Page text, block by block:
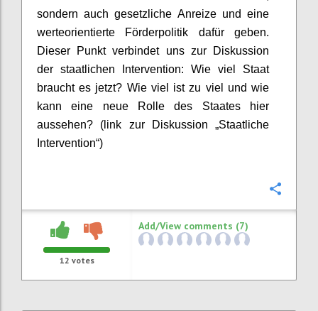
sondern auch gesetzliche Anreize undeine
werteorientierte
Förderpolitik dafür geben.
Dieser Punkt verbindet uns zur
Diskussion
der staatlichen Intervention: Wie viel Staat
braucht es jetzt? Wie viel ist zu viel und wie
kann eine neue Rolle des Staates hier
aussehen? (link zur Diskussion „Staatliche
Intervention“)
12 votes
Add/View comments (7)